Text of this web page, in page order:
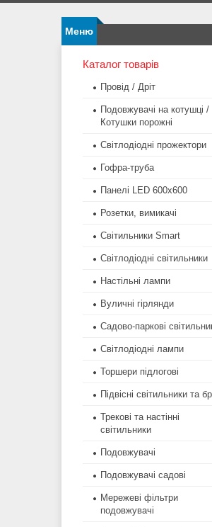
Каталог товарів
Провід / Дріт
Подовжувачі на котушці /
Котушки порожні
Світлодіодні прожектори
Гофра-труба
Панелі LED 600х600
Розетки, вимикачі
Світильники Smart
Світлодіодні світильники
Настільні лампи
Вуличні гірлянди
Садово-паркові
Світлодіодні лампи
Торшери підлогові
Підвісні світильники та
Трекові та настінні
світильники
Подовжувачі
Подовжувачі садові
Мережеві фільтри
подовжувачі